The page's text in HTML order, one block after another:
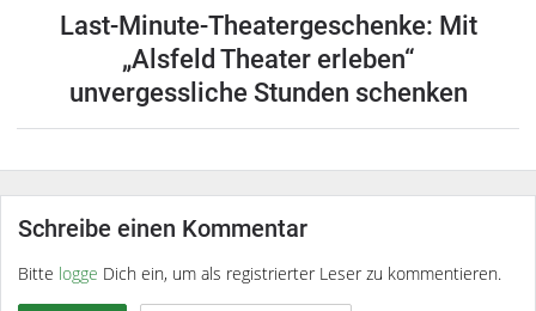
Last-Minute-Theatergeschenke: Mit
„Alsfeld Theater erleben“
unvergessliche Stunden schenken
Schreibe einen Kommentar
Bitte logge Dich ein, um als registrierter Leser zu kommentieren.